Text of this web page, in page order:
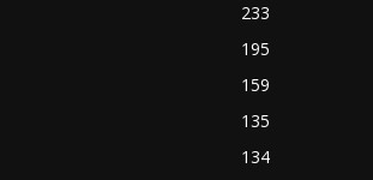
233
195
159
135
134